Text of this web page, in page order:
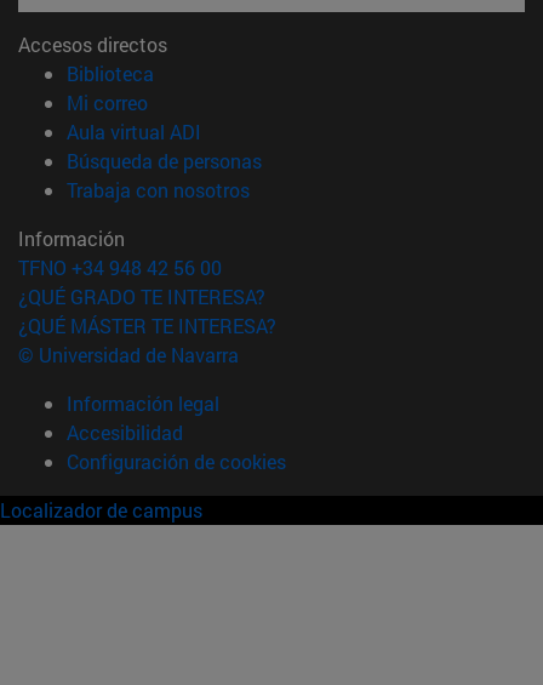
Accesos directos
Biblioteca
Mi correo(abre en nueva ventana)
Aula virtual ADI
Búsqueda de personas(abre en nueva ventana)
Trabaja con nosotros(abre en nueva ventana)
Información
TFNO +34 948 42 56 00
¿QUÉ GRADO TE INTERESA?
¿QUÉ MÁSTER TE INTERESA?
© Universidad de Navarra
Información legal
Accesibilidad
Configuración de cookies
Localizador de campus